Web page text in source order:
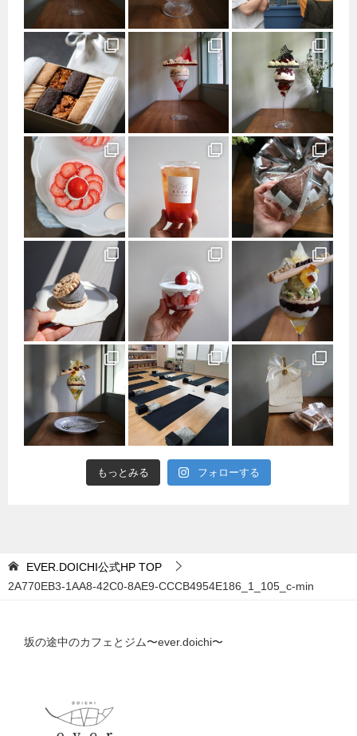
もっとみる フォローする
EVER.DOICHI公式HP TOP
2A770EB3-1AA8-42C0-8AE9-CCCB4954E186_1_105_c-min
坂の途中のカフェとジム〜ever.doichi〜